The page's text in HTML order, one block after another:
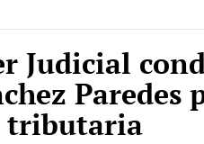
Judicial
Paredes
tributaria